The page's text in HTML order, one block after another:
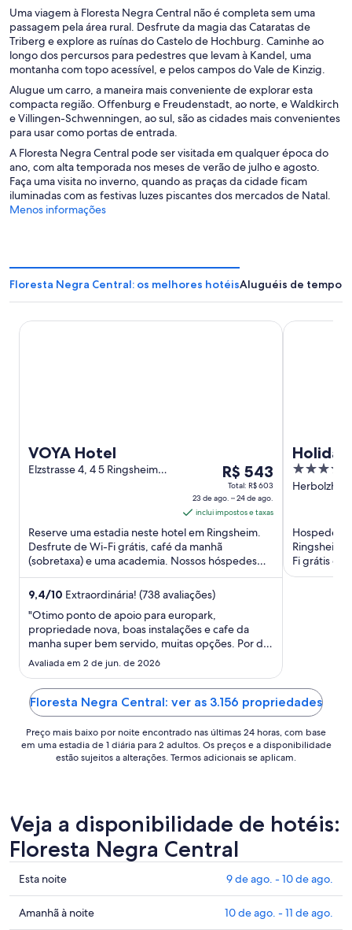
v
a
j
a
n
a
u
m
a
n
o
v
a
j
e
l
a
m
u
m
a
n
o
v
a
j
n
e
l
a
m
m
n
v
a
n
e
a
Uma viagem à Floresta Negra Central não é completa sem uma
passagem pela área rural. Desfrute da magia das Cataratas de
Triberg e explore as ruínas do Castelo de Hochburg. Caminhe ao
longo dos percursos para pedestres que levam à Kandel, uma
montanha com topo acessível, e pelos campos do Vale de Kinzig.
Alugue um carro, a maneira mais conveniente de explorar esta
compacta região. Offenburg e Freudenstadt, ao norte, e Waldkirch
e Villingen-Schwenningen, ao sul, são as cidades mais convenientes
para usar como portas de entrada.
A Floresta Negra Central pode ser visitada em qualquer época do
ano, com alta temporada nos meses de verão de julho e agosto.
Faça uma visita no inverno, quando as praças da cidade ficam
iluminadas com as festivas luzes piscantes dos mercados de Natal.
Menos informações
Floresta Negra Central: os melhores hotéisAluguéis de
VOYA Hotel
Elzstrasse 4, 4 5 Ringsheim
O
preço
é
de
R$ 543
por
diária
de
23
ago.
a
24
de
ago..
R$ 543
Total: R$ 603
23 de ago. – 24 de ago.
inclui impostos e taxas
Reserve uma estadia neste hotel em Ringsheim.
Desfrute de Wi-Fi grátis, café da manhã
(sobretaxa) e uma academia. Nossos hóspedes
elogiam os funcionários prestativos ...
9,4/10 Extraordinária! (738 avaliações)
"Otimo ponto de apoio para europark,
propriedade nova, boas instalações e cafe da
manha super bem servido, muitas opções. Por do
sol incrivel, muito agradável."
Avaliada em 2 de jun. de 2026
VOYA Hotel
Holiday
by IHG
3.5
out
Hospede-
Ringsheim.
Fi grátis e
Holiday Inn
Floresta Negra Central: ver as 3.156 propriedades
Preço mais baixo por noite encontrado nas últimas 24 horas, com base
em uma estadia de 1 diária para 2 adultos. Os preços e a disponibilidade
estão sujeitos a alterações. Termos adicionais se aplicam.
Veja a disponibilidade de hotéis:
Floresta Negra Central
Confira
os
preços
Esta noite 9 de ago. - 10 de ago.
Confira
Amanhã à noite 10 de ago. - 11 de ago.